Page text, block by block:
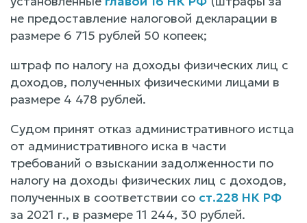
не предоставление налоговой декларации в
размере 6 715 рублей 50 копеек;
штраф по налогу на доходы физических лиц с
доходов, полученных физическими лицами в
размере 4 478 рублей.
Судом принят отказ административного истца
от административного иска в части
требований о взыскании задолженности по
налогу на доходы физических лиц с доходов,
полученных в соответствии со ст.228 НК РФ
за 2021 г., в размере 11 244, 30 рублей.